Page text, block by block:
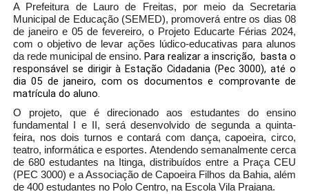
A Prefeitura de Lauro de Freitas, por meio da Secretaria
Municipal de Educação (SEMED), promoverá entre os dias 08
de janeiro e 05 de fevereiro, o Projeto Educarte Férias 2024,
com o objetivo de levar ações lúdico-educativas para alunos
da rede municipal de ensino. Para realizar a inscrição, basta o
responsável se dirigir à Estação Cidadania (Pec 3000), até o
dia 05 de janeiro, com os documentos e comprovante de
matrícula do aluno.
O projeto, que é direcionado aos estudantes do ensino
fundamental I e II, será desenvolvido de segunda a quinta-
feira, nos dois turnos e contará com dança, capoeira, circo,
teatro, informática e esportes. Atendendo semanalmente cerca
de 680 estudantes na Itinga, distribuídos entre a Praça CEU
(PEC 3000) e a Associação de Capoeira Filhos da Bahia, além
de 400 estudantes no Polo Centro, na Escola Vila Praiana.